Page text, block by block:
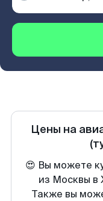
Цены на
😍 Вы можете
из Москвы в
Также вы